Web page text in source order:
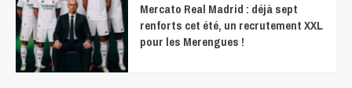
Mercato Real Madrid : déjà sept
renforts cet été, un recrutement XXL
pour les Merengues !